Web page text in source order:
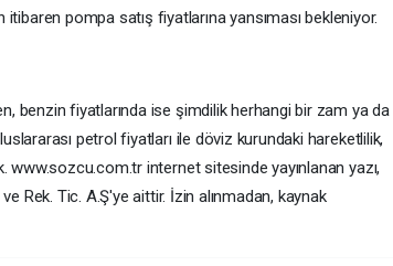
pompa satış fiyatlarına yansıması bekleniyor.
benzin fiyatlarında ise şimdilik herhangi bir zam ya da
petrol fiyatları ile döviz kurundaki hareketlilik,
www.sozcu.com.tr internet sitesinde yayınlanan yazı,
Rek. Tic. A.Ş'ye aittir. İzin alınmadan, kaynak